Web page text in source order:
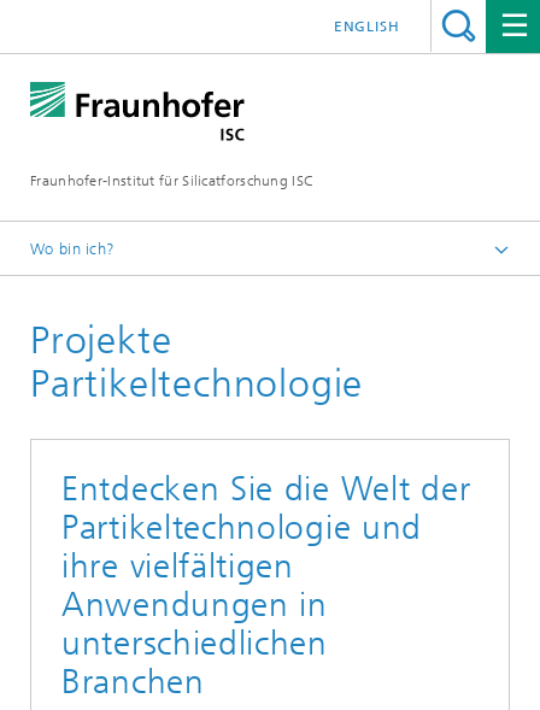
Fraunhofer-Institut für Silicatforschung ISC
ENGLISH
Wo bin ich?
Projekte
Partikeltechnologie
Entdecken Sie die Welt der
Partikeltechnologie und
ihre vielfältigen
Anwendungen in
unterschiedlichen
Branchen